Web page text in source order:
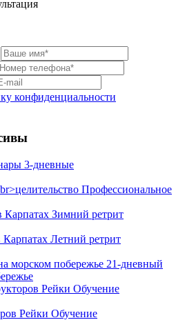
конфиденциальности
3-дневные
Профессиональное
Зимний ретрит
Летний ретрит
21-дневный
Обучение
Обучение